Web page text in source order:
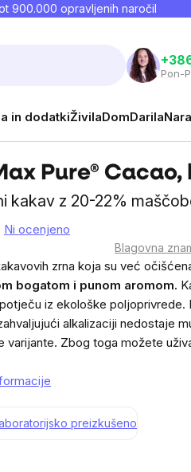
900.000 opravljenih naročil
Pon-
in dodatkiŽivilaDomDarila
Pure® Cacao,
kakav z 20-22%
Ni ocenjeno
Blagovna
zrna koja su već
bogatom i punom aromom.
iz ekološke poljoprivrede.
alkalizaciji nedostaje
varijante. Zbog toga možete
preizkušeno